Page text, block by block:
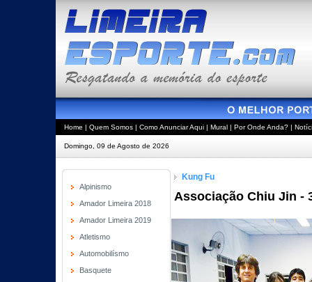
Home | Quem Somos| Como Anunciar Aqui| Mural| Por Onde Anda?|
Domingo, 09 de Agosto de 2026
Alpinismo
Amador Limeira 2018
Amador Limeira 2019
Atletismo
Automobilísmo
Basquete
Kung Fu
Associação Chiu Jin -